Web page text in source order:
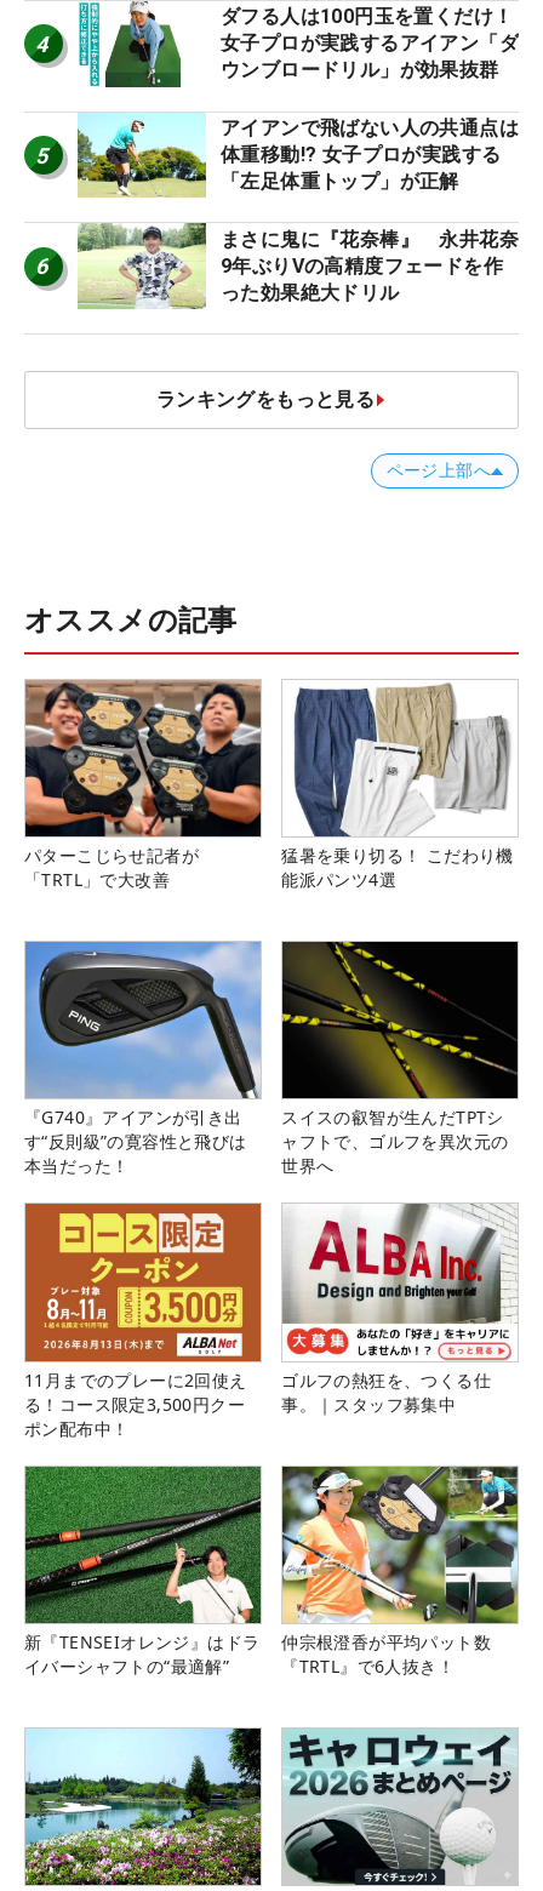
4
ダフる人は100円玉を置くだけ！
女子プロが実践するアイアン「ダ
ウンブロードリル」が効果抜群
5
アイアンで飛ばない人の共通点は
体重移動!? 女子プロが実践する
「左足体重トップ」が正解
6
まさに鬼に『花奈棒』 永井花奈
9年ぶりVの高精度フェードを作
った効果絶大ドリル
ランキングをもっと見る
ページ上部へ
オススメの記事
パターこじらせ記者が
「TRTL」で大改善
猛暑を乗り切る！ こだわり機
能派パンツ4選
『G740』アイアンが引き出
す“反則級”の寛容性と飛びは
本当だった！
スイスの叡智が生んだTPTシ
ャフトで、ゴルフを異次元の
世界へ
11月までのプレーに2回使え
る！コース限定3,500円クー
ポン配布中！
ゴルフの熱狂を、つくる仕
事。｜スタッフ募集中
新『TENSEIオレンジ』はドラ
イバーシャフトの“最適解”
仲宗根澄香が平均パット数
『TRTL』で6人抜き！